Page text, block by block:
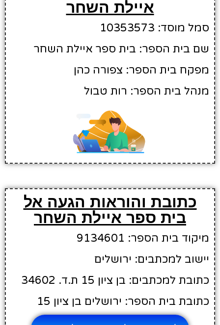
איילת השחר
סמל מוסד: 10353573
שם בית הספר: בית ספר איילת השחר
מפקח בית הספר: צפורה כהן
מנהל בית הספר: רות טבול
כתובת והוראות הגעה אל
בית ספר איילת השחר
מיקוד בית הספר: 9134601
יישוב למכתבים: ירושלים
כתובת למכתבים: בן ציון 15 ת.ד. 34602
כתובת בית הספר: ירושלים בן ציון 15